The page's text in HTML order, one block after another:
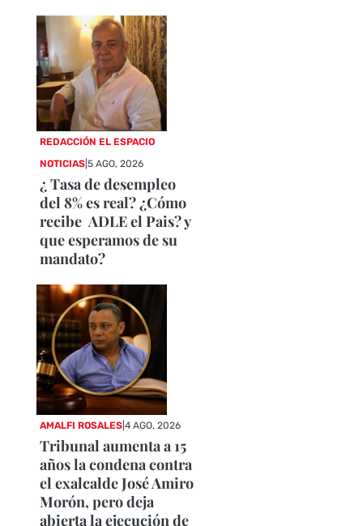
REDACCIÓN EL ESPACIO
NOTICIAS |5 AGO, 2026
¿ Tasa de desempleo
del 8% es real? ¿Cómo
recibe ADLE el Pais? y
que esperamos de su
mandato?
AMALFI ROSALES |4 AGO, 2026
Tribunal aumenta a 15
años la condena contra
el exalcalde José Amiro
Morón, pero deja
abierta la ejecución de